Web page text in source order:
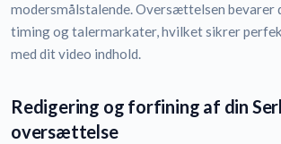
modersmålstalende. Oversættelsen bevarer
timing og talermarkater, hvilket sikrer
med dit video indhold.
Redigering og forfining af din
oversættelse